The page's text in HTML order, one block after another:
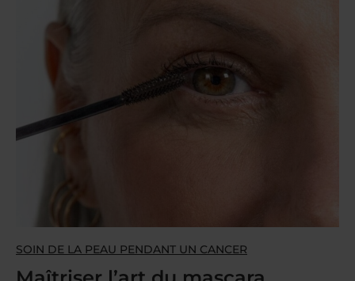
SOIN DE LA PEAU PENDANT UN CANCER